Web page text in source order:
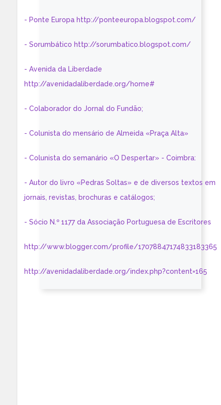
- Ponte Europa http://ponteeuropa.blogspot.com/
- Sorumbático http://sorumbatico.blogspot.com/
- Avenida da Liberdade
http://avenidadaliberdade.org/home#
- Colaborador do Jornal do Fundão;
- Colunista do mensário de Almeida «Praça Alta»
- Colunista do semanário «O Despertar» - Coimbra:
- Autor do livro «Pedras Soltas» e de diversos textos em
jornais, revistas, brochuras e catálogos;
- Sócio N.º 1177 da Associação Portuguesa de Escritores
http://www.blogger.com/profile/17078847174833183365
http://avenidadaliberdade.org/index.php?content=165